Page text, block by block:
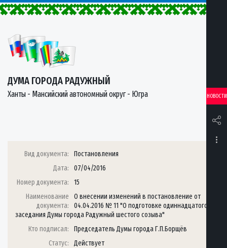
ДУМА ГОРОДА РАДУЖНЫЙ
Ханты - Мансийский автономный округ - Югра НОВОСТИ
Вид документа:
Постановления
Дата:
07/04/2016
Номер документа:
15
Наименование
документа:
О внесении изменений в постановление от
04.04.2016 № 11 "О подготовке одиннадцатого
заседания Думы города Радужный шестого созыва"
Кто подписал:
Председатель Думы города Г.П.Борщёв
Статус:
Действует